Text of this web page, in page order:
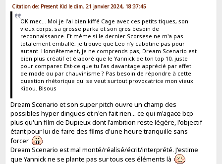
Citation de: Present Kid le dim. 21 janvier 2024, 18:37:45
OK mec... Moi je l'ai bien kiffé Cage avec ces petits tiques, son
vieux corps, sa grosse parka et son gros besoin de
reconnaissance. Et même si le dernier Scorsese ne m'a pas
totalement emballé, je trouve que Leo n'y cabotine pas pour
autant. Honnêtement, je ne comprends pas, Dream Scenario est
bien plus créatif et élaboré que le Yannick de ton top 10, juste
pour comparer. Est-ce que tu l'as davantage apprécié par effet
de mode ou par chauvinisme ? Pas besoin de répondre à cette
question rhétorique qui se veut surtout provocatrice mon vieux
Kidou. Bisous
Dream Scenario et son super pitch ouvre un champ des
possibles hyper dingues et n'en fait rien... ce qui m'agace bcp
plus qu'un film de Dupieux dont l'ambition reste légère, l'objectif
étant pour lui de faire des films d'une heure tranquille sans
forcer
Dream Scenario est mal monté/réalisé/écrit/interprété. J'estime
que Yannick ne se plante pas sur tous ces éléments là